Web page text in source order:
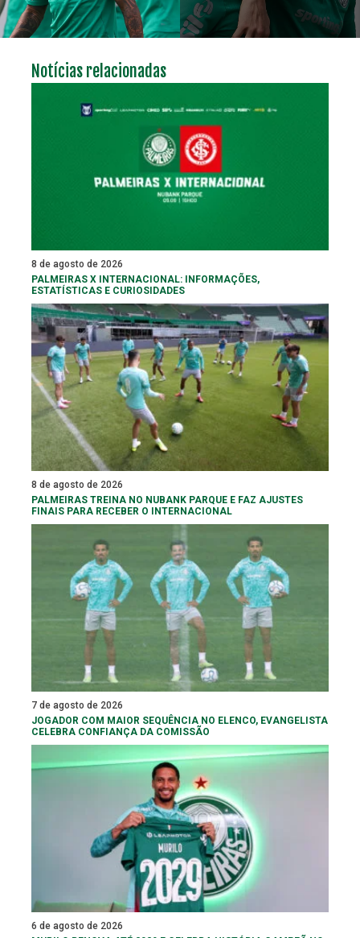
Notícias relacionadas
8 de agosto de 2026
PALMEIRAS X INTERNACIONAL: INFORMAÇÕES,
ESTATÍSTICAS E CURIOSIDADES
8 de agosto de 2026
PALMEIRAS TREINA NO NUBANK PARQUE E FAZ AJUSTES
FINAIS PARA RECEBER O INTERNACIONAL
7 de agosto de 2026
JOGADOR COM MAIOR SEQUÊNCIA NO ELENCO, EVANGELISTA
CELEBRA CONFIANÇA DA COMISSÃO
6 de agosto de 2026